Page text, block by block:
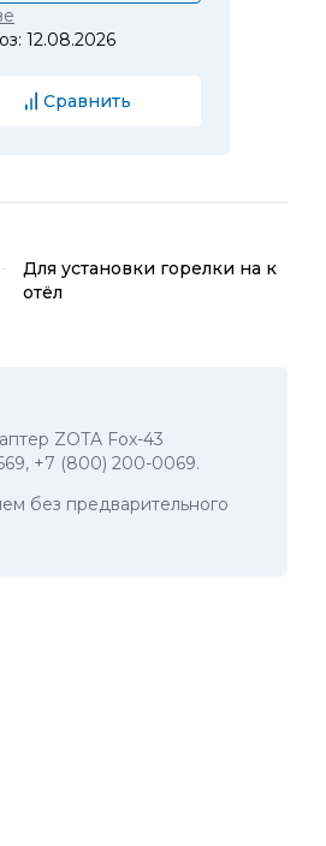
12.08.2026
Сравнить
Для установки горелки на к
отёл
ZOTA Fox-43
, +7 (800) 200-0069.
без предварительного